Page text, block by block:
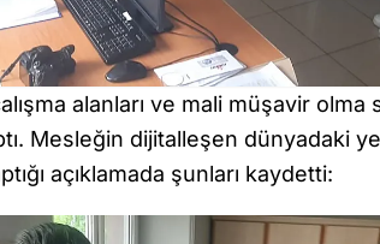
alanları ve mali müşavir olma
Mesleğin dijitalleşen dünyadaki
açıklamada şunları kaydetti: